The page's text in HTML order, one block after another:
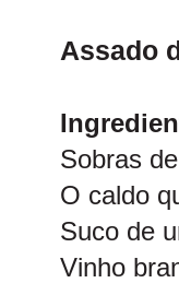
Assado
Sobras
O caldo
Suco de
Vinho